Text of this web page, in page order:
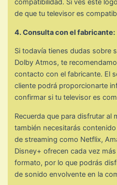
compatibilidad. Si ves este
de que tu televisor es
4. Consulta con el fabricante:
Si todavía tienes dudas sobre
Dolby Atmos, te
contacto con el fabricante. El
cliente podrá proporcionarte
confirmar si tu televisor es
Recuerda que para disfrutar al
también necesitarás
de streaming como Netflix,
Disney+ ofrecen cada vez
formato, por lo que podrás
de sonido envolvente en la